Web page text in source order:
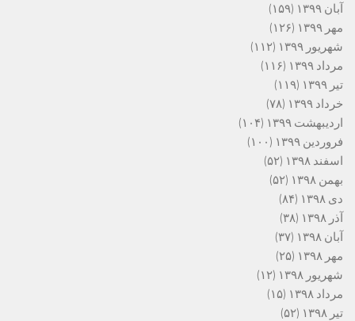
آبان ۱۳۹۹
(۱۵۹)
مهر ۱۳۹۹
(۱۲۶)
شهریور ۱۳۹۹
(۱۱۲)
مرداد ۱۳۹۹
(۱۱۶)
تیر ۱۳۹۹
(۱۱۹)
خرداد ۱۳۹۹
(۷۸)
اردیبهشت ۱۳۹۹
(۱۰۴)
فروردین ۱۳۹۹
(۱۰۰)
اسفند ۱۳۹۸
(۵۲)
بهمن ۱۳۹۸
(۵۲)
دی ۱۳۹۸
(۸۴)
آذر ۱۳۹۸
(۳۸)
آبان ۱۳۹۸
(۳۷)
مهر ۱۳۹۸
(۲۵)
شهریور ۱۳۹۸
(۱۲)
مرداد ۱۳۹۸
(۱۵)
تیر ۱۳۹۸
(۵۲)